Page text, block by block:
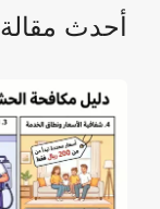
أحدث مقالة